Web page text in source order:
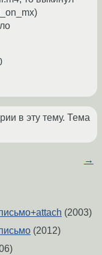
в эту тему. Тема
→
(2003)
(2012)